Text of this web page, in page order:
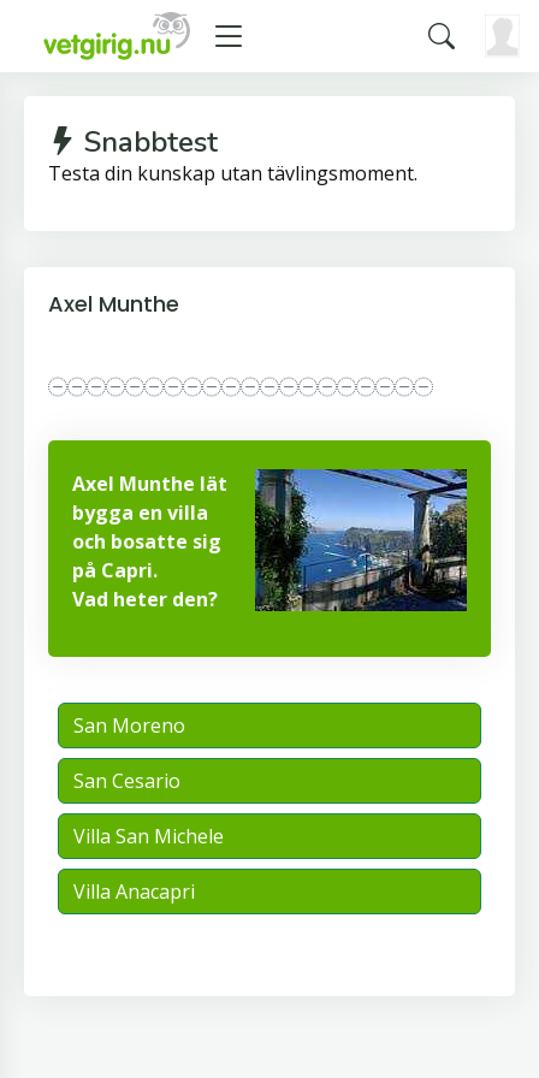
Snabbtest
Testa din kunskap utan tävlingsmoment.
Axel Munthe
Axel Munthe lät
bygga en villa
och bosatte sig
på Capri.
Vad heter den?
San Moreno
San Cesario
Villa San Michele
Villa Anacapri